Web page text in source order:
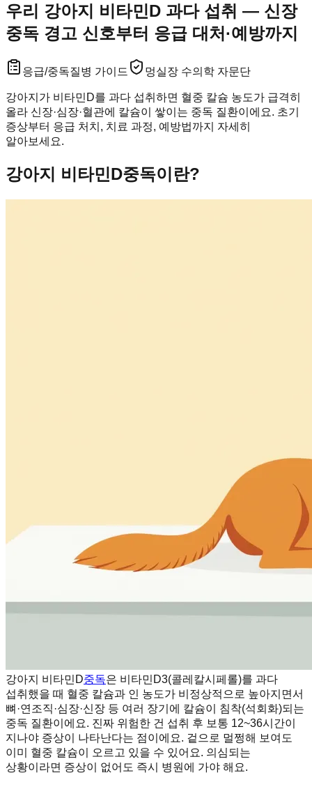
우리 강아지 비타민D 과다 섭취 — 신장
중독 경고 신호부터 응급 대처·예방까지
응급/중독질병 가이드 멍실장 수의학 자문단
강아지가 비타민D를 과다 섭취하면 혈중 칼슘 농도가 급격히
올라 신장·심장·혈관에 칼슘이 쌓이는 중독 질환이에요. 초기
증상부터 응급 처치, 치료 과정, 예방법까지 자세히
알아보세요.
강아지 비타민D중독이란?
강아지 비타민D중독은 비타민D3(콜레칼시페롤)를 과다
섭취했을 때 혈중 칼슘과 인 농도가 비정상적으로 높아지면서
뼈·연조직·심장·신장 등 여러 장기에 칼슘이 침착(석회화)되는
중독 질환이에요. 진짜 위험한 건 섭취 후 보통 12~36시간이
지나야 증상이 나타난다는 점이에요. 겉으로 멀쩡해 보여도
이미 혈중 칼슘이 오르고 있을 수 있어요. 의심되는
상황이라면 증상이 없어도 즉시 병원에 가야 해요.